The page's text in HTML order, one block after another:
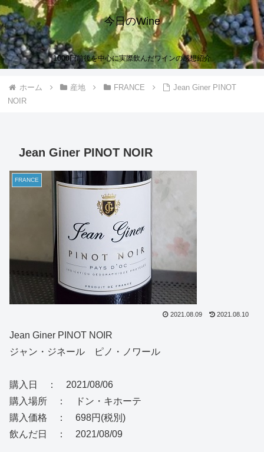
今日のWine
1000円前後を中心に実際飲んだワインの感想紹介
ホーム 産地 FRANCE
Jean Giner PINOT
NOIR
Jean Giner PINOT NOIR
FRANCE
2021.08.09 2021.08.10
Jean Giner PINOT NOIR
ジャン・ジネール ピノ・ノワール
購入日 ： 2021/08/06
購入場所 ： ドン・キホーテ
購入価格 ： 698円(税別)
飲んだ日 ： 2021/08/09